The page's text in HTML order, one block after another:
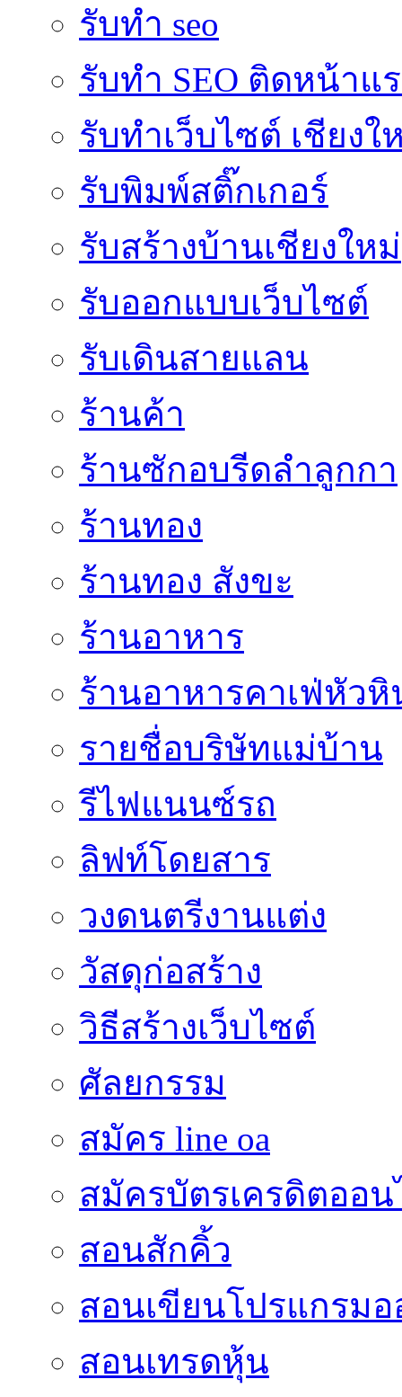
รับทำ seo
รับทำ SEO ติดหน้าแ
รับทำเว็บไซต์ เชียงใ
รับพิมพ์สติ๊กเกอร์
รับสร้างบ้านเชียงใหม่
รับออกแบบเว็บไซต์
รับเดินสายแลน
ร้านค้า
ร้านซักอบรีดลำลูกกา
ร้านทอง
ร้านทอง สังขะ
ร้านอาหาร
ร้านอาหารคาเฟ่หัวหิ
รายชื่อบริษัทแม่บ้าน
รีไฟแนนซ์รถ
ลิฟท์โดยสาร
วงดนตรีงานแต่ง
วัสดุก่อสร้าง
วิธีสร้างเว็บไซต์
ศัลยกรรม
สมัคร line oa
สมัครบัตรเครดิตออ
สอนสักคิ้ว
สอนเขียนโปรแกรม
สอนเทรดหุ้น